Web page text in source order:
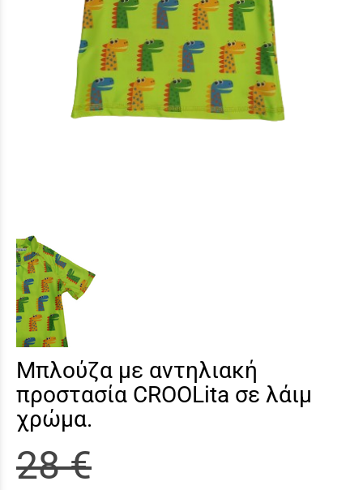
Μπλούζα με αντηλιακή
προστασία CROOLita σε λάιμ
χρώμα.
28 €